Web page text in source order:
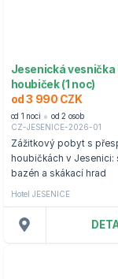
Jesenická vesnička
houbiček (1 noc)
od 3 990 CZK
od 1 noci
od 2 osob
CZ-JESENICE-2026-01
Zážitkový pobyt s
houbičkách v Jesenici:
bazén a skákací hrad
Hotel JESENICE